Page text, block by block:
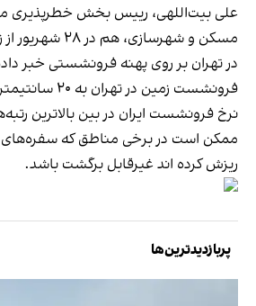
علی بیت‌اللهی، رییس بخش خطرپذیری
مسکن و شهرسازی،
در تهران بر روی پهنه فرونشستی خبر
فرونشست زمین در تهران به ۲۰ سانتیمتر رسیده است.
نرخ فرونشست ایران در بین بالاترین
ممکن است در برخی مناطق که سفره‌های
ریزش کرده اند غیرقابل برگشت باشد.
پربازدیدترین‌ها